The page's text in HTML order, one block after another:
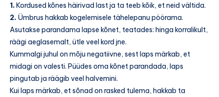
1.Kordused kõnes häirivad last ja ta teeb kõik, et neid vältida.
2. Ümbrus hakkab kogelemisele tähelepanu pöörama.
Asutakse parandama lapse kõnet, teatades: hinga korralikult,
räägi aeglasemalt, ütle veel kord jne.
Kummalgi juhul on mõju negatiivne, sest laps märkab, et
midagi on valesti. Püüdes oma kõnet parandada, laps
pingutab ja räägib veel halvemini.
Kui laps märkab, et sõnad on rasked tulema, hakkab ta